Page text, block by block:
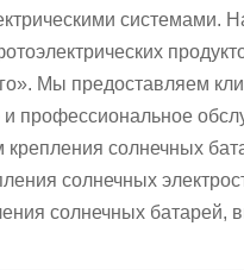
системами.
Мы предоставляем
профессиональное
солнечных
солнечных
солнечных батарей,